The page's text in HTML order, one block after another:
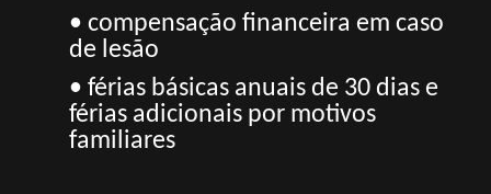
• compensação financeira em caso
de lesão
• férias básicas anuais de 30 dias e
férias adicionais por motivos
familiares